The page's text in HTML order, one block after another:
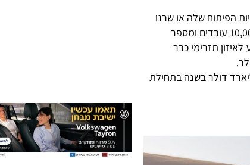
הפיתוח שלה או שרנו
תצטרך להעמיק את היקף המימון של החברה אשר מעסיקה כיום כ-10,000 עובדים ומספר
תזרימי כבר
חזה איזון מסחרי בשנה הבאה והכנסות של כ-27 מיליארד דולר בשנה בתחילת